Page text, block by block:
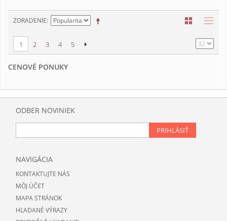
ZORADENIE
1 2 3 4 5
CENOVÉ PONUKY
ODBER NOVINIEK
PRIHLÁSIŤ
NAVIGÁCIA
KONTAKTUJTE NÁS
MÔJ ÚČET
MAPA STRÁNOK
HĽADANÉ VÝRAZY